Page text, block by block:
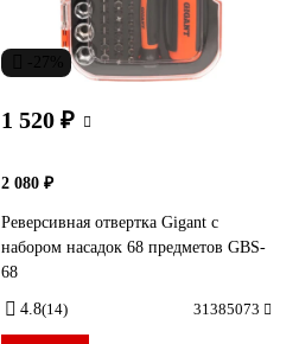
1 520 ₽
2 080 ₽
Реверсивная отвертка Gigant с
набором насадок 68 предметов GBS-
68
4.8(14) 31385073